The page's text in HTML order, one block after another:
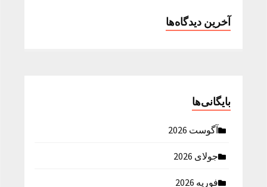
آخرین دیدگاه‌ها
بایگانی‌ها
آگوست 2026
جولای 2026
فوریه 2026